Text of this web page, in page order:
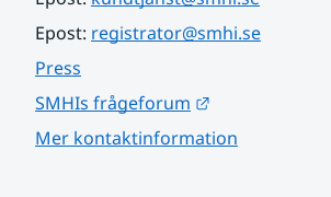
Epost: registrator@smhi.se
Press
SMHIs frågeforum
Mer kontaktinformation